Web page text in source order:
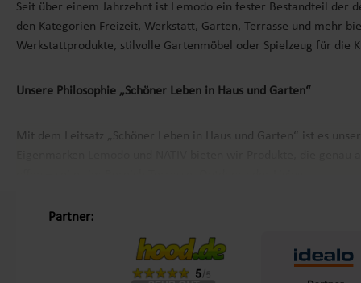
Seit über einem Jahrzehnt ist Lemodo ein fester Bestandteil der
den Kategorien Freizeit, Werkstatt, Garten, Terrasse und mehr
Werkstattprodukte, stilvolle Gartenmöbel oder Spielzeug für die
Unsere Philosophie „Schöner Leben in Haus und Garten“
Mit dem Leitsatz „Schöner Leben in Haus und Garten“ ist es
bieten wir Produkte, die genau
Kundenzufriedenheit und Service aus Deutschland
Mit einem zentralen Standort in Bechhofen, im Herzen
Partner: